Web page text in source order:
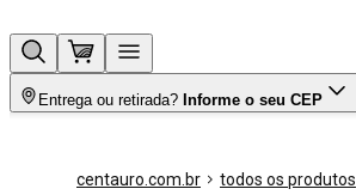
Entrega ou retirada? Informe o seu CEP
centauro.com.br todos os produtos